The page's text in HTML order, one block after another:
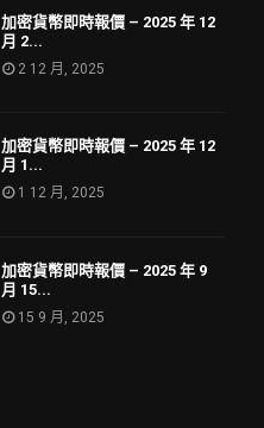
加密貨幣即時報價 – 2025 年 12
月 2...
2 12 月, 2025
加密貨幣即時報價 – 2025 年 12
月 1...
1 12 月, 2025
加密貨幣即時報價 – 2025 年 9
月 15...
15 9 月, 2025